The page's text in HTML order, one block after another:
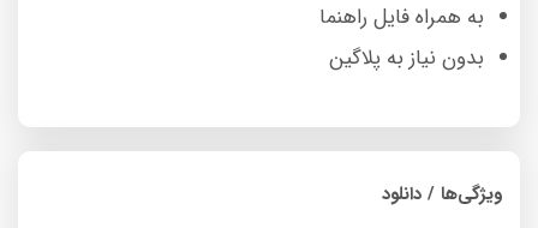
به همراه فایل راهنما
بدون نیاز به پلاگین
ویژگی‌ها / دانلود